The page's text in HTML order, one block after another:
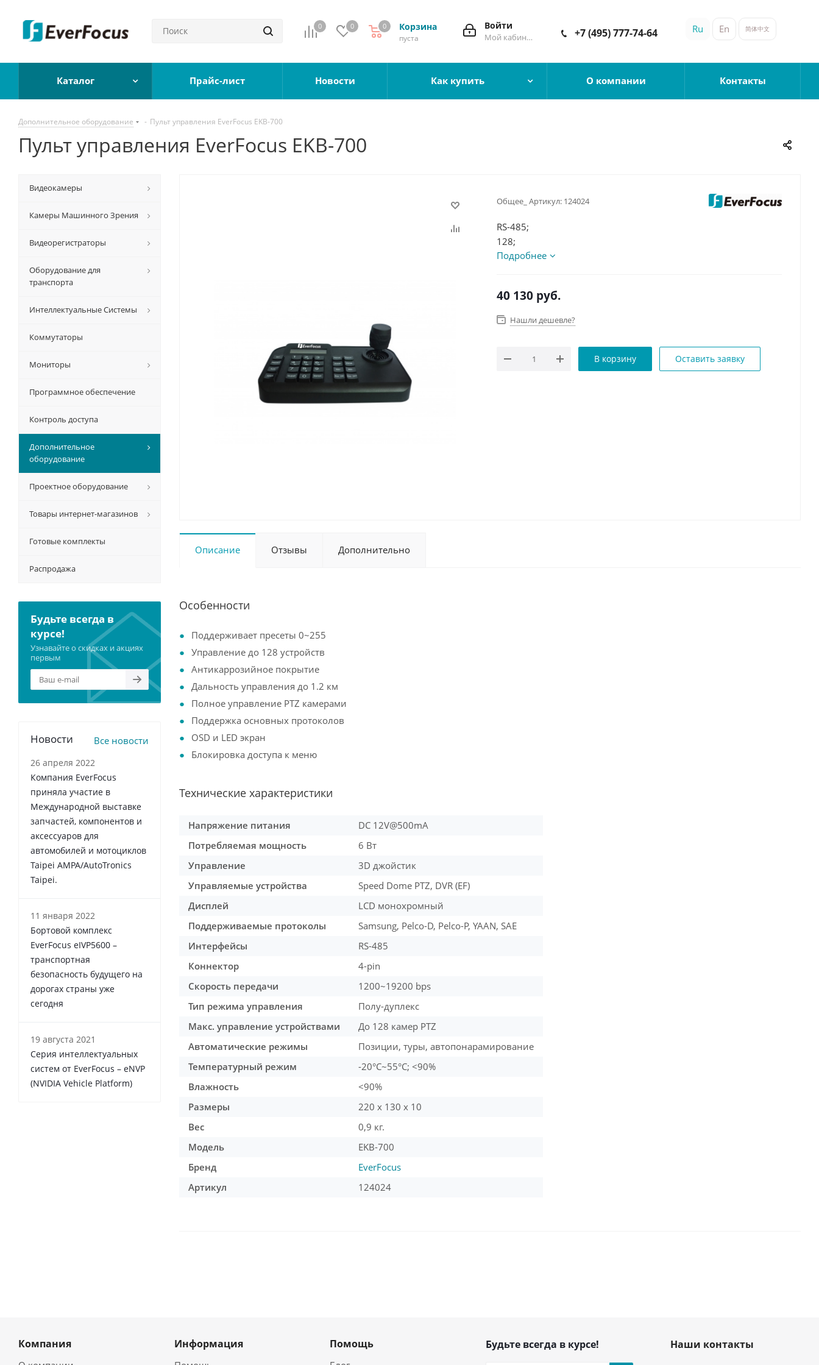
0 0 Корзина
пуста
0 Войти
Мой кабинет +7 (495) 777-74-64 Ru En 简体中文
Каталог Прайс-лист Новости Как купить О компании Контакты
Дополнительное оборудование - Пульт управления EverFocus EKB-700
Пульт управления EverFocus EKB-700
Общее_ Артикул: 124024
RS-485;
128;
DC12В/0,5А;
Подробнее
40 130 руб.
Нашли дешевле?
В корзину Оставить заявку
Описание Отзывы Дополнительно
Особенности
Поддерживает пресеты 0~255
Управление до 128 устройств
Антикаррозийное покрытие
Дальность управления до 1.2 км
Полное управление PTZ камерами
Поддержка основных протоколов
OSD и LED экран
Блокировка доступа к меню
Технические характеристики
Напряжение питания
DC 12V@500mA
Потребляемая мощность
6 Вт
Управление
3D джойстик
Управляемые устройства
Speed Dome PTZ, DVR (EF)
Дисплей
LCD монохромный
Поддерживаемые протоколы
Samsung, Pelco-D, Pelco-P, YAAN, SAE
Интерфейсы
RS-485
Коннектор
4-pin
Скорость передачи
1200~19200 bps
Тип режима управления
Полу-дуплекс
Макс. управление устройствами
До 128 камер PTZ
Автоматические режимы
Позиции, туры, автопонарамирование
Температурный режим
-20°С~55°C; <90%
Влажность
<90%
Размеры
220 х 130 х 10
Вес
0,9 кг.
Модель
EKB-700
Бренд
EverFocus
Артикул
124024
Видеокамеры
Камеры Машинного Зрения
Видеорегистраторы
Оборудование для
транспорта
Интеллектуальные Системы
Коммутаторы
Мониторы
Программное обеспечение
Контроль доступа
Дополнительное
оборудование
Проектное оборудование
Товары интернет-магазинов
Готовые комплекты
Распродажа
Будьте всегда в
курсе!
Узнавайте о скидках и акциях
первым
Новости Все новости
26 апреля 2022
Компания EverFocus
приняла участие в
Международной выставке
запчастей, компонентов и
аксессуаров для
автомобилей и мотоциклов
Taipei AMPA/AutoTronics
Taipei.
11 января 2022
Бортовой комплекс
EverFocus eIVP5600 –
транспортная
безопасность будущего на
дорогах страны уже
сегодня
19 августа 2021
Серия интеллектуальных
систем от EverFocus – eNVP
(NVIDIA Vehicle Platform)
Компания Информация Помощь Будьте всегда в курсе!
Наши контакты